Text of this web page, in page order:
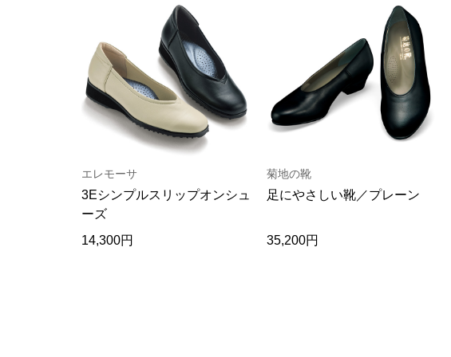
エレモーサ
3Eシンプルスリップオンシュ
ーズ
14,300円
菊地の靴
足にやさしい靴／プレーン
35,200円